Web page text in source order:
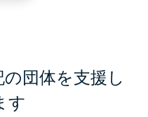
団体を支援し
す